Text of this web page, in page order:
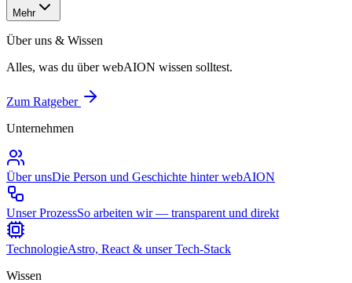
Mehr
Über uns & Wissen
Alles, was du über webAION wissen solltest.
Zum Ratgeber
Unternehmen
Über unsDie Person und Geschichte hinter webAION
Unser ProzessSo arbeiten wir — transparent und direkt
TechnologieAstro, React & unser Tech-Stack
Wissen